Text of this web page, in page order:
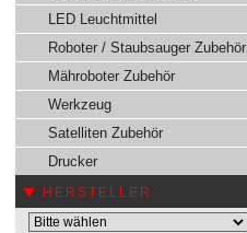
LED Leuchtmittel
Roboter / Staubsauger Zubehör
Mähroboter Zubehör
Werkzeug
Satelliten Zubehör
Drucker
HERSTELLER